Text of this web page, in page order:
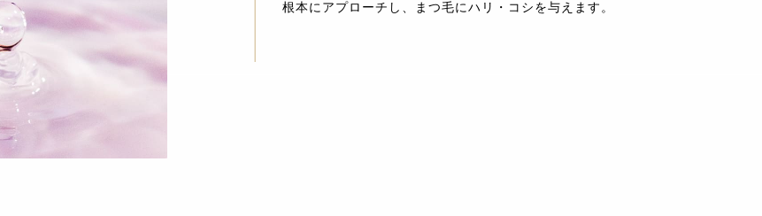
根本にアプローチし、まつ毛にハリ・コシを与えます。